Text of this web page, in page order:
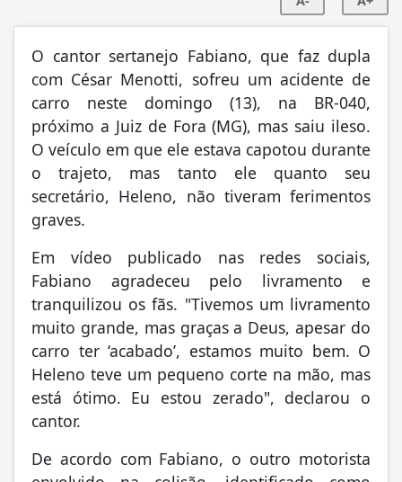
O cantor sertanejo Fabiano, que faz dupla
com César Menotti, sofreu um acidente de
carro neste domingo (13), na BR-040,
próximo a Juiz de Fora (MG), mas saiu ileso.
O veículo em que ele estava capotou durante
o trajeto, mas tanto ele quanto seu
secretário, Heleno, não tiveram ferimentos
graves.
Em vídeo publicado nas redes sociais,
Fabiano agradeceu pelo livramento e
tranquilizou os fãs. "Tivemos um livramento
muito grande, mas graças a Deus, apesar do
carro ter ‘acabado’, estamos muito bem. O
Heleno teve um pequeno corte na mão, mas
está ótimo. Eu estou zerado", declarou o
cantor.
De acordo com Fabiano, o outro motorista